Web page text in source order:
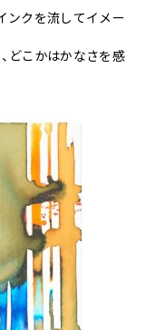
ンクを流してイメー
どこかはかなさを感